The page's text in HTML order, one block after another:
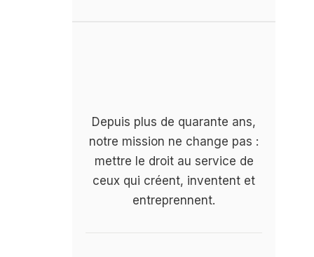
Depuis plus de quarante ans,
notre mission ne change pas :
mettre le droit au service de
ceux qui créent, inventent et
entreprennent.